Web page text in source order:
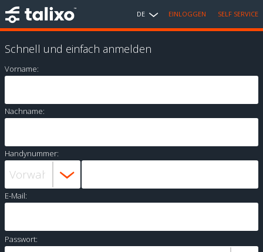
DE EINLOGGEN SELF SERVICE
Schnell und einfach anmelden
Vorname:
Nachname:
Handynummer:
E-Mail:
Passwort: